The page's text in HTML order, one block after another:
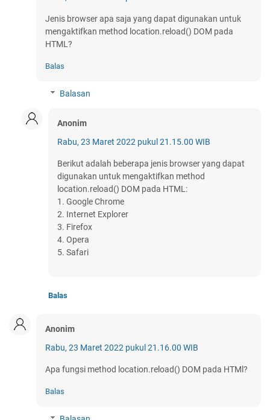
Jenis browser apa saja yang dapat digunakan untuk
mengaktifkan method location.reload() DOM pada
HTML?
Balas
Balasan
Anonim
Rabu, 23 Maret 2022 pukul 21.15.00 WIB
Berikut adalah beberapa jenis browser yang dapat
digunakan untuk mengaktifkan method
location.reload() DOM pada HTML:
1. Google Chrome
2. Internet Explorer
3. Firefox
4. Opera
5. Safari
Balas
Anonim
Rabu, 23 Maret 2022 pukul 21.16.00 WIB
Apa fungsi method location.reload() DOM pada HTMl?
Balas